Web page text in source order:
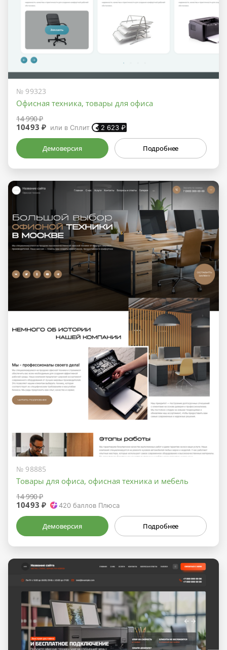
№ 99323
Офисная техника, товары для офиса
14 990 ₽
10493 ₽ или в Сплит 2 623 ₽
Демоверсия Подробнее
№ 98885
Товары для офиса, офисная техника и мебель
14 990 ₽
10493 ₽ 420 баллов Плюса
Демоверсия Подробнее